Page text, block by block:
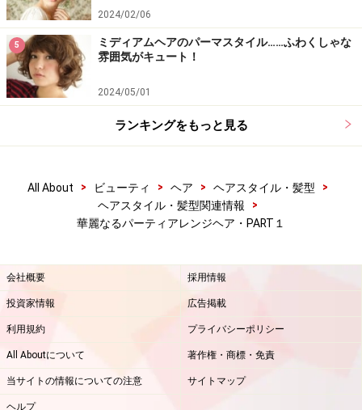
タイルであればお呼ばれのときでも主役のときでもどち
らでも対応してくれます。耳まわりがスッキリとしてく
るので、存在感のあるピアスなどをつけてあげてもさら
に美しく完成します。
※記事内容は執筆時点のものです。最新の内容をご確認くださ
い。
2
2024/02/06
5
ミディアムヘアのパーマスタイル……ふわくしゃな
雰囲気がキュート！
2024/05/01
ランキングをもっと見る
All About > ビューティ > ヘア > ヘアスタイル・髪型
>
ヘアスタイル・髪型関連情報
>
華麗なるパーティアレンジヘア・PART１
会社概要 採用情報
投資家情報 広告掲載
利用規約 プライバシーポリシー
All Aboutについて 著作権・商標・免責
当サイトの情報についての注意 サイトマップ
ヘルプ